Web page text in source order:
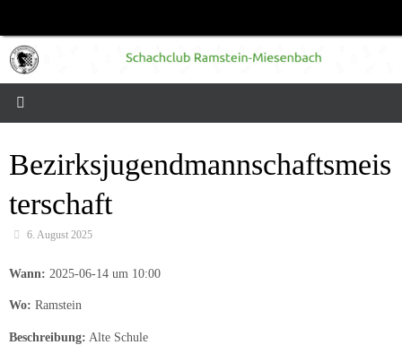
springen
Bezirksjugendmannschaftsmeis
terschaft
6. August 2025
Wann: 2025-06-14 um 10:00
Wo: Ramstein
Beschreibung: Alte Schule